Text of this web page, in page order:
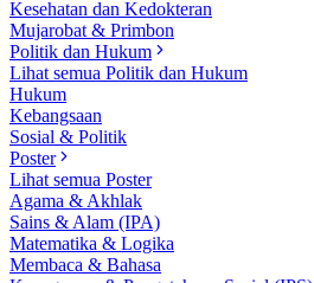
Kesehatan dan Kedokteran
Mujarobat & Primbon
Politik dan Hukum
Lihat semua Politik dan Hukum
Hukum
Kebangsaan
Sosial & Politik
Poster
Lihat semua Poster
Agama & Akhlak
Sains & Alam (IPA)
Matematika & Logika
Membaca & Bahasa